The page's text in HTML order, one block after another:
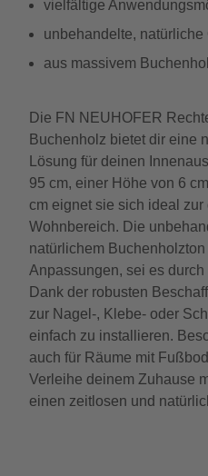
vielfältige
unbehandelte, natürliche
aus massivem
Die FN NEUHOFER
Buchenholz bietet dir eine
Lösung für deinen
95 cm, einer Höhe von 6
cm eignet sie sich ideal
Wohnbereich. Die
natürlichem
Anpassungen, sei es
Dank der robusten
zur Nagel-, Klebe- oder
einfach zu installieren.
auch für Räume mit
Verleihe deinem Zuhause
einen zeitlosen und